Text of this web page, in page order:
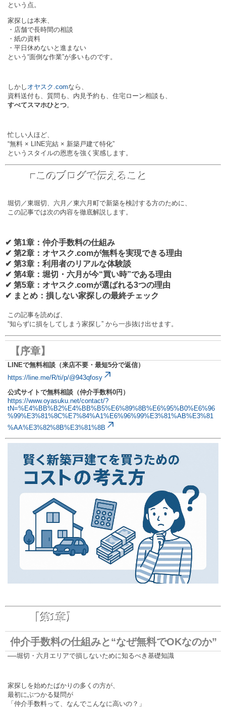
という点。
家探しは本来、
・店舗で長時間の相談
・紙の資料
・平日休めないと進まない
という“面倒な作業”が多いものです。
しかし オヤスク.comなら、
資料送付も、質問も、内見予約も、住宅ローン相談も、
すべてスマホひとつ。
忙しい人ほど、
“無料 × LINE完結 × 新築戸建て特化”
というスタイルの恩恵を強く実感します。
■このブログで伝えること
堀切／東堀切、六月／東六月町で新築を検討する方のために、
この記事では次の内容を徹底解説します。
✔ 第1章：仲介手数料の仕組み
✔ 第2章：オヤスク.comが無料を実現できる理由
✔ 第3章：利用者のリアルな体験談
✔ 第4章：堀切・六月が今“買い時”である理由
✔ 第5章：オヤスク.comが選ばれる3つの理由
✔ まとめ：損しない家探しの最終チェック
この記事を読めば、
“知らずに損をしてしまう家探し” から一歩抜け出せます。
【序章】
LINEで無料相談（来店不要・最短5分で返信）
https://line.me/R/ti/p/@943qfosy
公式サイトで無料相談（仲介手数料0円）
https://www.oyasuku.net/contact/?
tN=%E4%BB%B2%E4%BB%B5%E6%89%8B%E6%95%B0%E6%96
%99%E3%81%8C%E7%84%A1%E6%96%99%E3%81%AB%E3%81
%AA%E3%82%8B%E3%81%8B
【第1章】
仲介手数料の仕組みと“なぜ無料でOKなのか”
──堀切・六月エリアで損しないために知るべき基礎知識
家探しを始めたばかりの多くの方が、
最初にぶつかる疑問が
「仲介手数料って、なんでこんなに高いの？」